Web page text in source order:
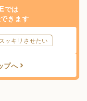
では
きます
ッキリさせたい
プへ